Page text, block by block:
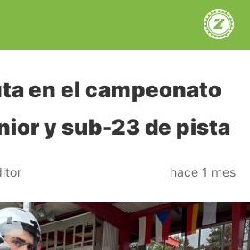
en el campeonato
y sub-23 de pista
hace 1 mes